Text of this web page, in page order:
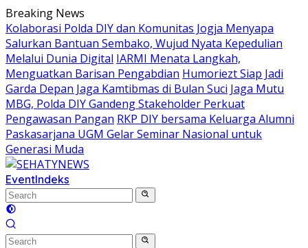
Skip
to
content
Breaking News
Kolaborasi Polda DIY dan Komunitas Jogja Menyapa
Salurkan Bantuan Sembako, Wujud Nyata Kepedulian
Melalui Dunia Digital IARMI Menata Langkah,
Menguatkan Barisan Pengabdian Humoriezt Siap Jadi
Garda Depan Jaga Kamtibmas di Bulan Suci Jaga Mutu
MBG, Polda DIY Gandeng Stakeholder Perkuat
Pengawasan Pangan RKP DIY bersama Keluarga Alumni
Paskasarjana UGM Gelar Seminar Nasional untuk
Generasi Muda
EventIndeks